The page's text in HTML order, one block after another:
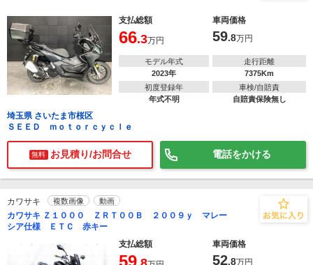
支払総額 車両価格
66.3万円 59.8万円
モデル年式
2023年
走行距離
7375Km
初度登録年
年式不明
車検/自賠責
自賠責保険無し
埼玉県 さいたま市桜区
ＳＥＥＤ ｍｏｔｏｒｃｙｃｌｅ
無料 お見積り/お問合せ 電話をかける
カワサキ 複数画像 動画
カワサキ Ｚ１０００ ＺＲＴ００Ｂ ２００９ｙ マレー
シア仕様 ＥＴＣ 赤キー
支払総額
車両価格
52.8万円